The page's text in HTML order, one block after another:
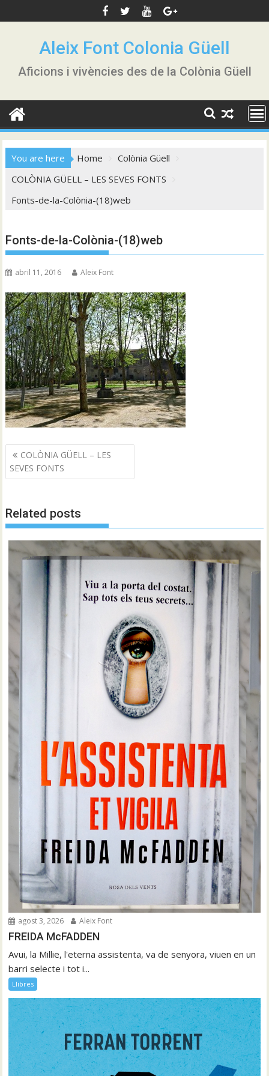
to
Aleix Font Colonia Güell
Aficions i vivències des de la Colònia Güell
You are here Home
Colònia Güell
COLÒNIA GÜELL – LES SEVES FONTS
Fonts-de-la-Colònia-(18)web
Fonts-de-la-Colònia-(18)web
abril 11, 2016 Aleix Font
Navegació
d'entrades
COLÒNIA GÜELL – LES
SEVES FONTS
Related posts
agost 3, 2026 Aleix Font
FREIDA McFADDEN
Avui, la Millie, l'eterna assistenta, va de senyora, viuen en un
barri selecte i tot i...
Llibres